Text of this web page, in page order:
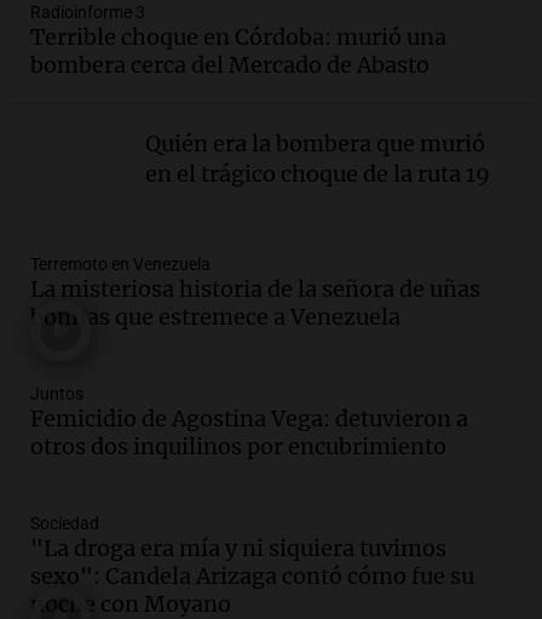
Audio.Fieles celebran a San Cayetano
en Córdoba pidiendo pan, paz y trabajo
Día Internacional de la Cerveza:
mitos, secretos y el desafío de producir
Episodios
Audio.Tucumán enfrenta un equilibrio
financiero precario debido a la caída del
Panorama Federal
Episodios
Audio.La calidad del empleo en
en un contexto de crisis económica
Panorama Federal
Episodios
Audio. Audiencia por tragedia vial en
Radioinforme 3
Terrible choque en Córdoba: murió una
bombera cerca del Mercado de Abasto
Quién era la bombera que murió
en el trágico choque de la ruta 19
Terremoto en Venezuela
La misteriosa historia de la señora de uñas
bonitas que estremece a Venezuela
Juntos
Femicidio de Agostina Vega: detuvieron a
otros dos inquilinos por encubrimiento
Sociedad
"La droga era mía y ni siquiera tuvimos
sexo": Candela Arizaga contó cómo fue su
noche con Moyano